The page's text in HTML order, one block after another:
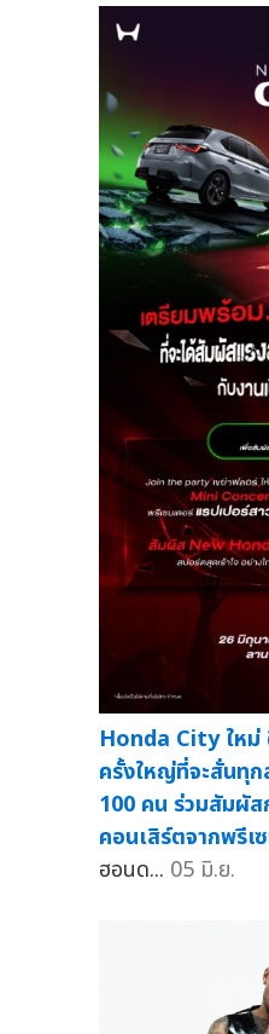
Honda City ใหม่
ครั้งใหญ่ที่จะสั่นทุ
100 คน ร่วมสัมผั
คอนเสิร์ตจากพรีเ
ฮอนด... 05 มิ.ย.